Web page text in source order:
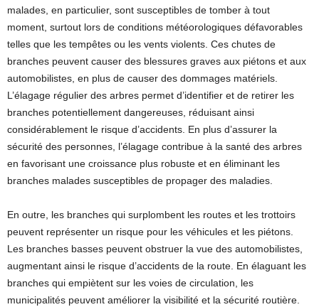
malades, en particulier, sont susceptibles de tomber à tout
moment, surtout lors de conditions météorologiques défavorables
telles que les tempêtes ou les vents violents. Ces chutes de
branches peuvent causer des blessures graves aux piétons et aux
automobilistes, en plus de causer des dommages matériels.
L’élagage régulier des arbres permet d’identifier et de retirer les
branches potentiellement dangereuses, réduisant ainsi
considérablement le risque d’accidents. En plus d’assurer la
sécurité des personnes, l’élagage contribue à la santé des arbres
en favorisant une croissance plus robuste et en éliminant les
branches malades susceptibles de propager des maladies.
En outre, les branches qui surplombent les routes et les trottoirs
peuvent représenter un risque pour les véhicules et les piétons.
Les branches basses peuvent obstruer la vue des automobilistes,
augmentant ainsi le risque d’accidents de la route. En élaguant les
branches qui empiètent sur les voies de circulation, les
municipalités peuvent améliorer la visibilité et la sécurité routière.